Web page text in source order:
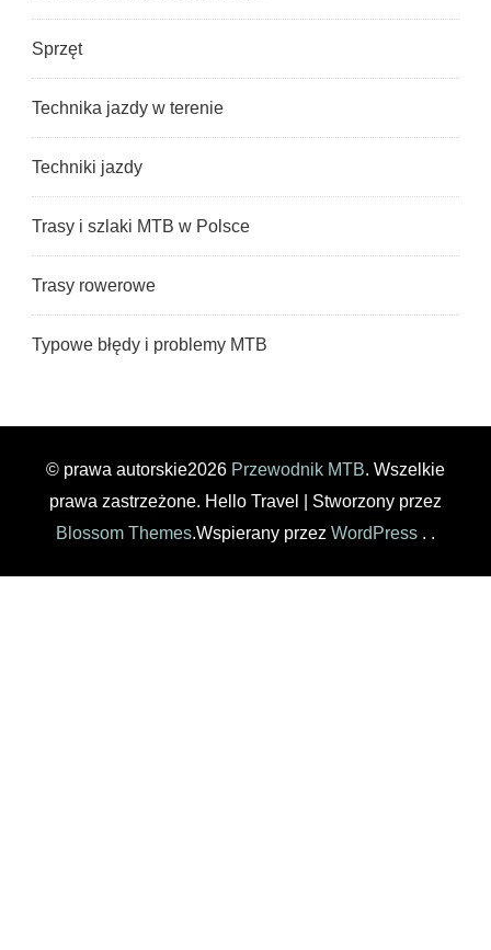
Sprzęt
Technika jazdy w terenie
Techniki jazdy
Trasy i szlaki MTB w Polsce
Trasy rowerowe
Typowe błędy i problemy MTB
© prawa autorskie2026 Przewodnik MTB. Wszelkie
prawa zastrzeżone. Hello Travel | Stworzony przez
Blossom Themes.Wspierany przez WordPress . .